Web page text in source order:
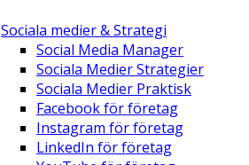
Sociala medier & Strategi
Social Media Manager
Sociala Medier Strategier
Sociala Medier Praktisk
Facebook för företag
Instagram för företag
LinkedIn för företag